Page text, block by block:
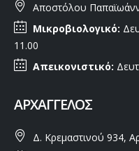
Αποστόλου
Μικροβιολογικό:
11.00
Απεικονιστικό:
ΑΡΧΆΓΓΕΛΟΣ
Δ. Κρεμαστινού 934,